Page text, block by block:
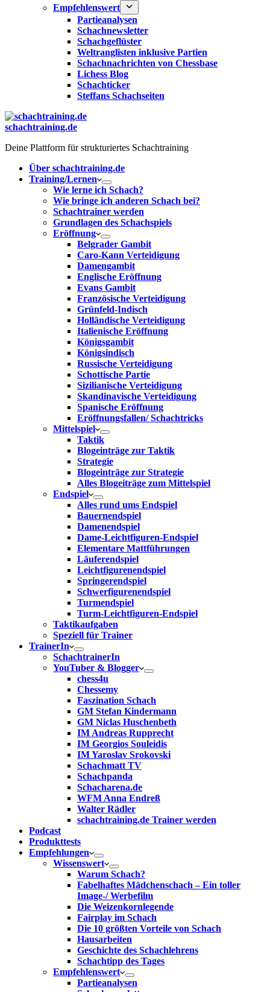
Empfehlenswert
Partieanalysen
Schachnewsletter
Schachgeflüster
Weltranglisten inklusive Partien
Schachnachrichten von Chessbase
Lichess Blog
Schachticker
Steffans Schachseiten
schachtraining.de
Deine Plattform für strukturiertes Schachtraining
Über schachtraining.de
Training/Lernen
Wie lerne ich Schach?
Wie bringe ich anderen Schach bei?
Schachtrainer werden
Grundlagen des Schachspiels
Eröffnung
Belgrader Gambit
Caro-Kann Verteidigung
Damengambit
Englische Eröffnung
Evans Gambit
Französische Verteidigung
Grünfeld-Indisch
Holländische Verteidigung
Italienische Eröffnung
Königsgambit
Königsindisch
Russische Verteidigung
Schottische Partie
Sizilianische Verteidigung
Skandinavische Verteidigung
Spanische Eröffnung
Eröffnungsfallen/ Schachtricks
Mittelspiel
Taktik
Blogeinträge zur Taktik
Strategie
Blogeinträge zur Strategie
Alles Blogeiträge zum Mittelspiel
Endspiel
Alles rund ums Endspiel
Bauernendspiel
Damenendspiel
Dame-Leichtfiguren-Endspiel
Elementare Mattführungen
Läuferendspiel
Leichtfigurenendspiel
Springerendspiel
Schwerfigurenendspiel
Turmendspiel
Turm-Leichtfiguren-Endspiel
Taktikaufgaben
Speziell für Trainer
TrainerIn
SchachtrainerIn
YouTuber & Blogger
chess4u
Chessemy
Faszination Schach
GM Stefan Kindermann
GM Niclas Huschenbeth
IM Andreas Rupprecht
IM Georgios Souleidis
IM Yaroslav Srokovski
Schachmatt TV
Schachpanda
Schacharena.de
WFM Anna Endreß
Walter Rädler
schachtraining.de Trainer werden
Podcast
Produkttests
Empfehlungen
Wissenswert
Warum Schach?
Fabelhaftes Mädchenschach – Ein toller
Image-/ Werbefilm
Die Weizenkornlegende
Fairplay im Schach
Die 10 größten Vorteile von Schach‎
Hausarbeiten
Geschichte des Schachlehrens
Schachtipp des Tages
Empfehlenswert
Partieanalysen